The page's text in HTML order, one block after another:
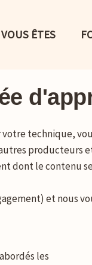
LE MENU
VOUS ÊTES
technique,
producteurs
dont le contenu
et nous
les